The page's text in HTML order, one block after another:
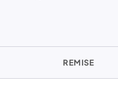
REMISE